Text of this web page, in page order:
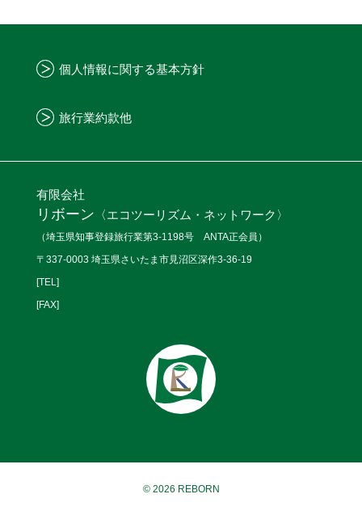
個人情報に関する基本方針
旅行業約款他
有限会社
リボーン 〈エコツーリズム・ネットワーク〉
（埼玉県知事登録旅行業第3-1198号 ANTA正会員）
〒337-0003 埼玉県さいたま市見沼区深作3-36-19
[TEL]
[FAX]
© 2026 REBORN